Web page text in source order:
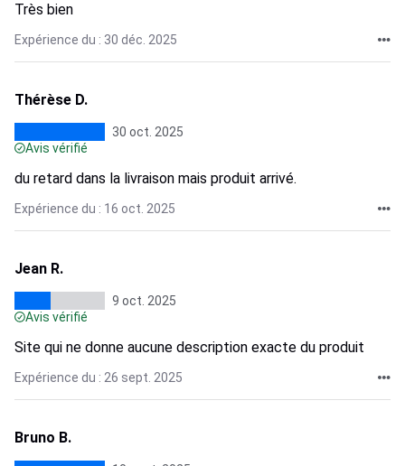
Très bien
Expérience du : 30 déc. 2025
Thérèse D.
30 oct. 2025
Avis vérifié
du retard dans la livraison mais produit arrivé.
Expérience du : 16 oct. 2025
Jean R.
9 oct. 2025
Avis vérifié
Site qui ne donne aucune description exacte du produit
Expérience du : 26 sept. 2025
Bruno B.